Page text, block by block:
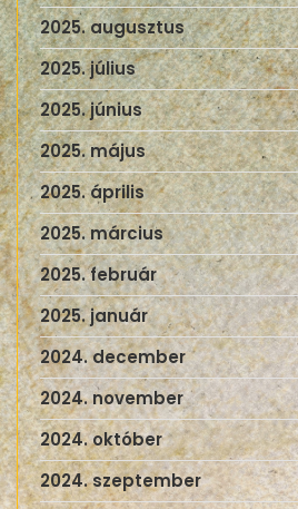
2025. augusztus
2025. július
2025. június
2025. május
2025. április
2025. március
2025. február
2025. január
2024. december
2024. november
2024. október
2024. szeptember